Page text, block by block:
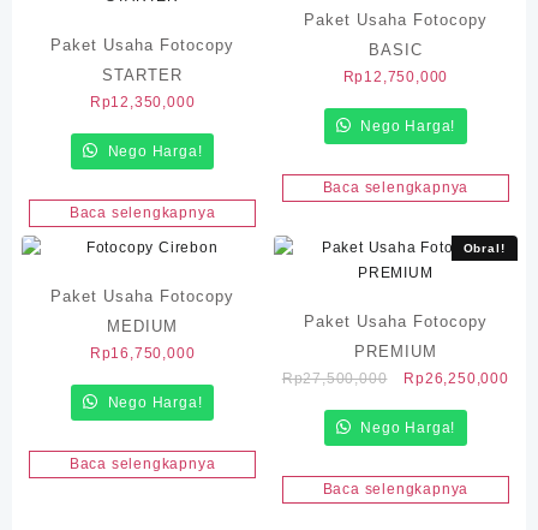
Paket Usaha Fotocopy
STARTER
Rp12,350,000
Nego Harga!
Baca selengkapnya
Paket Usaha Fotocopy
BASIC
Rp12,750,000
Nego Harga!
Baca selengkapnya
Paket Usaha Fotocopy
MEDIUM
Rp16,750,000
Nego Harga!
Baca selengkapnya
Obral!
Paket Usaha Fotocopy
PREMIUM
Rp27,500,000
Harga
adalah:
Rp26,250,000
Nego Harga!
Baca selengkapnya